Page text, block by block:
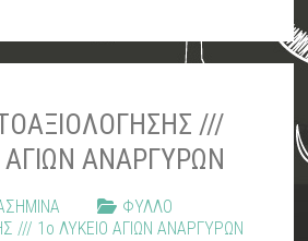
///
ΑΓΙΩΝ ΑΝΑΡΓΥΡΩΝ
ΦΥΛΛΟ
/// 1ο ΛΥΚΕΙΟ ΑΓΙΩΝ ΑΝΑΡΓΥΡΩΝ